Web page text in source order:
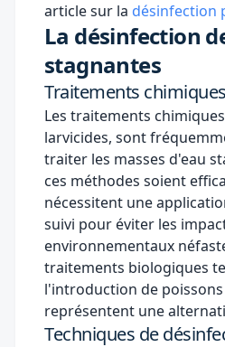
article sur la désinfection
La désinfection
stagnantes
Traitements
Les traitements
larvicides, sont
traiter les masses d'eau
ces méthodes soient
nécessitent une
suivi pour éviter les
environnementaux
traitements biologiques
l'introduction de
représentent une
Techniques de